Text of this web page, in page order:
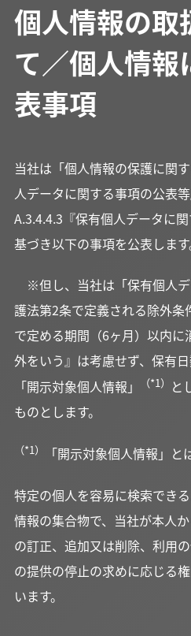
個人情報の取
て／個人情報
表事項
当社は「個人情報の保護に関
人データに関する事項の公表
A.3.4.4.3『保有個人データに
基づき以下の事項を公表します
※但し、当社は「保有個人
護法第2条で定義される除外
で定める期間（6ヶ月）以内
外をいう』は考慮せず、保有日
「開示対象個人情報」
（*1）
と
ものとします。
（*1） 「開示対象個人情報」と
特定の個人を容易に検索でき
情報の集合物で、当社が本人
の訂正、追加又は削除、利用
の提供の停止の求めに応じる
います。